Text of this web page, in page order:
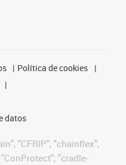
Política de cookies
datos
"CFRIP", "chainflex",
"cradle-